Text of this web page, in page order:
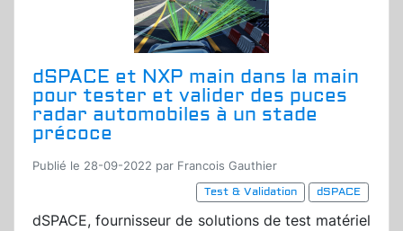
dSPACE et NXP main dans la main
pour tester et valider des puces
radar automobiles à un stade
précoce
Publié le 28-09-2022 par Francois Gauthier
Test & Validation
dSPACE
dSPACE, fournisseur de solutions de test matériel